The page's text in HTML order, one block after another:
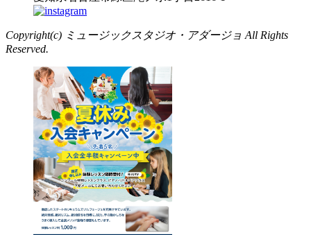
Copyright(c) ミュージックスタジオ・アダージョ All Rights
Reserved.